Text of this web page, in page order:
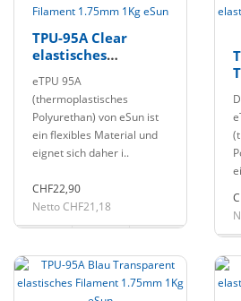
TPU-95A Clear
elastisches
1Kg eSun
eTPU 95A
(thermoplastisches
Polyurethan) von eSun ist
ein flexibles Material und
eignet sich daher i..
CHF22,90
Netto CHF21,18